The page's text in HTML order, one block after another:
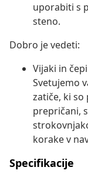
uporabiti s
steno.
Dobro je vedeti:
Vijaki in
Svetujemo
zatiče, ki so
prepričani,
korake v
Specifikacije